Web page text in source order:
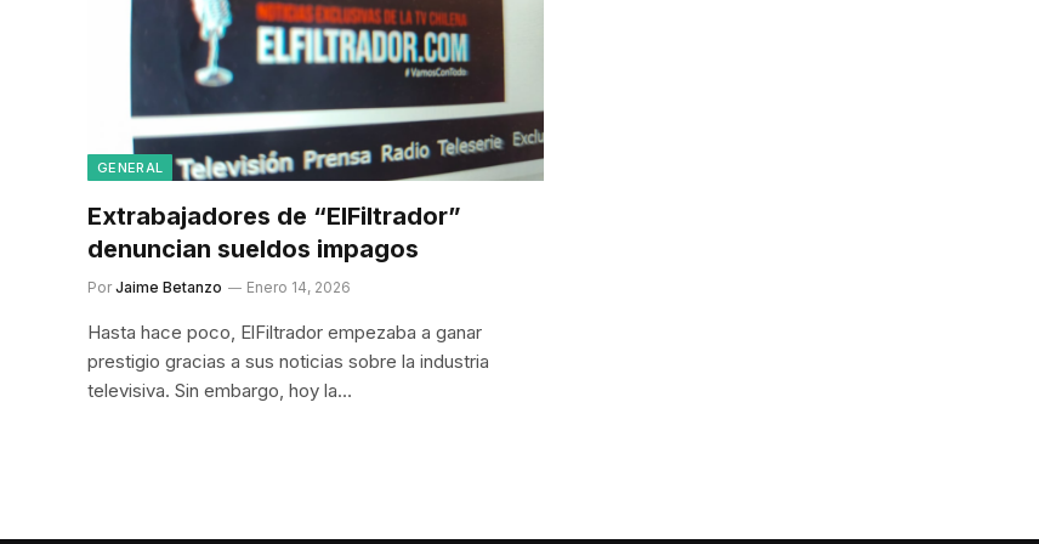
GENERAL
Extrabajadores de “ElFiltrador”
denuncian sueldos impagos
Por Jaime Betanzo Enero 14, 2026
Hasta hace poco, ElFiltrador empezaba a ganar
prestigio gracias a sus noticias sobre la industria
televisiva. Sin embargo, hoy la…